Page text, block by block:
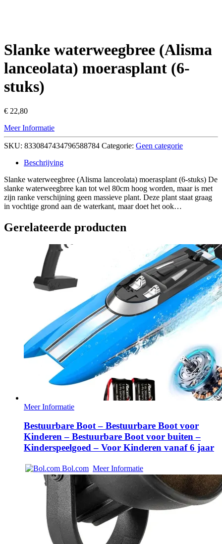
Slanke waterweegbree (Alisma
lanceolata) moerasplant (6-
stuks)
€ 22,80
Meer Informatie
SKU: 8330847434796588784 Categorie: Geen categorie
Beschrijving
Slanke waterweegbree (Alisma lanceolata) moerasplant (6-stuks) De
slanke waterweegbree kan tot wel 80cm hoog worden, maar is met
zijn ranke verschijning geen massieve plant. Deze plant staat graag
in vochtige grond aan de waterkant, maar doet het ook…
Gerelateerde producten
Meer Informatie
Bestuurbare Boot – Bestuurbare Boot voor
Kinderen – Bestuurbare Boot voor buiten –
Kinderspeelgoed – Voor Kinderen vanaf 6 jaar
Bol.com Meer Informatie